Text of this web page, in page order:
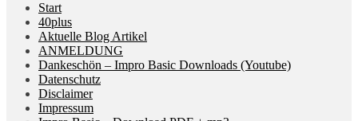
Start
40plus
Aktuelle Blog Artikel
ANMELDUNG
Dankeschön – Impro Basic Downloads (Youtube)
Datenschutz
Disclaimer
Impressum